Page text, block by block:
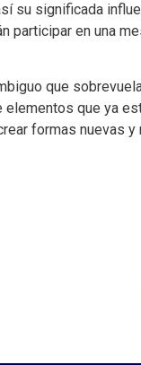
su significada
participar en una
que
elementos que ya
formas nuevas y